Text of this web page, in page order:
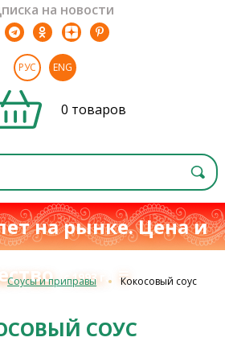
на новости
РУС ENG
0 товаров
на рынке. Цена и
с 1993 г. ≡
Соусы и приправы Кокосовый соус
СОУС